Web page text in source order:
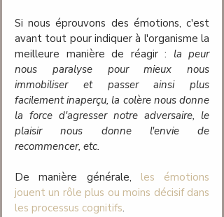
Si nous éprouvons des émotions, c'est
avant tout pour indiquer à l'organisme la
meilleure manière de réagir : la peur
nous paralyse pour mieux nous
immobiliser et passer ainsi plus
facilement inaperçu, la colère nous donne
la force d'agresser notre adversaire, le
plaisir nous donne l'envie de
recommencer, etc.
De manière générale,
les émotions
jouent un rôle plus ou moins décisif dans
les processus cognitifs.